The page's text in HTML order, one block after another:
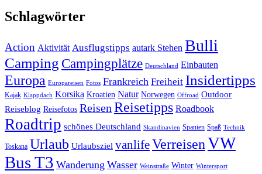
Schlagwörter
Action Aktivität Ausflugstipps autark Stehen Bulli
Camping Campingplätze Deutschland Einbauten
Europa Europareisen Fotos Frankreich Freiheit Insidertipps
Kajak Klappdach Korsika Kroatien Natur Norwegen Offroad Outdoor
Reiseblog Reisefotos ReisenReisetipps Roadbook
Roadtrip schönes Deutschland Skandinavien Spanien Spaß Technik
Toskana Urlaub Urlaubsziel vanlifeVerreisenVW
Bus T3 Wanderung Wasser Weinstraße Winter Wintersport